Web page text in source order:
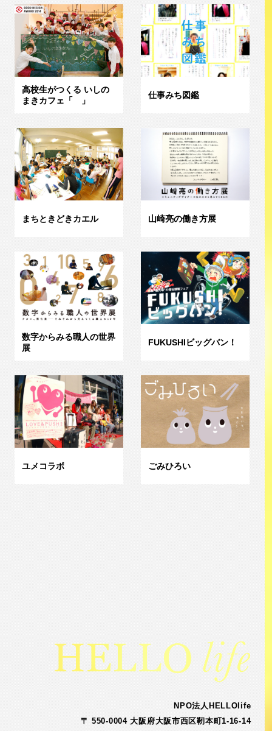
高校生がつくる いしの
まきカフェ「 」
仕事みち図鑑
まちときどきカエル 山崎亮の働き方展
数字からみる職人の世界
展
FUKUSHIビッグバン！
ユメコラボ ごみひろい
NPO法人HELLOlife
〒 550-0004 大阪府大阪市西区靭本町1-16-14